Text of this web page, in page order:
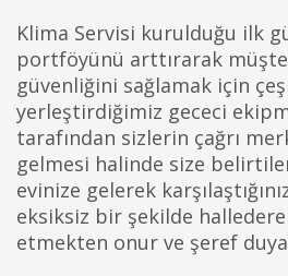
Klima Servisi kurulduğu ilk
portföyünü arttırarak
güvenliğini sağlamak için
yerleştirdiğimiz gececi
tarafından sizlerin çağrı
gelmesi halinde size
evinize gelerek
eksiksiz bir şekilde
etmekten onur ve şeref